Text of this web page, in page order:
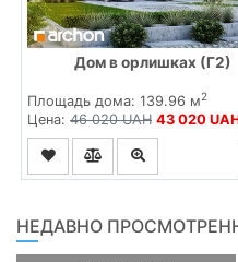
Дом в орлишках (Г2)
Площадь дома: 139.96 м2
Цена: 46 020 UAH 43 020
НЕДАВНО